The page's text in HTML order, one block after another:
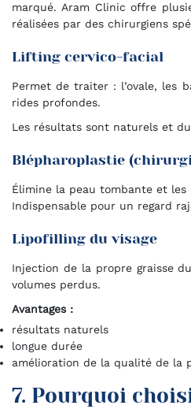
marqué. Aram Clinic offre
réalisées par des chirurgiens
Lifting cervico-facial
Permet de traiter : l’ovale, les
rides profondes.
Les résultats sont naturels et
Blépharoplastie
Élimine la peau tombante et les
Indispensable pour un regard
Lipofilling du visage
Injection de la propre graisse
volumes perdus.
Avantages :
résultats naturels
longue durée
amélioration de la qualité de la
7. Pourquoi